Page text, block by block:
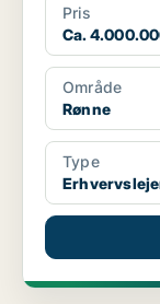
Pris
Ca.
Område
Rønne
Type